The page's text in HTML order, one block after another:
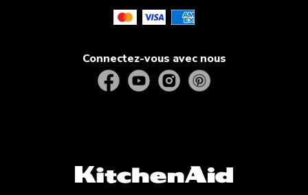
Connectez-vous avec nous